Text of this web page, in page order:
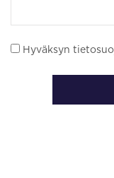
Hyväksyn